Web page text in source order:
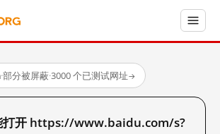
·部分被屏蔽·3000 个已测试网址→
打开 https://www.baidu.com/s?